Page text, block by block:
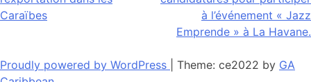
Caraïbes
à l’événement « Jazz
Emprende » à La Havane.
Proudly powered by WordPress Theme: ce2022 by GA